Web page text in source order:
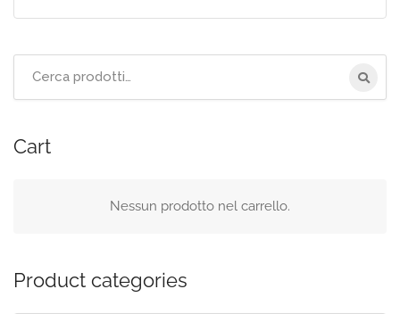
Cart
Nessun prodotto nel carrello.
Product categories